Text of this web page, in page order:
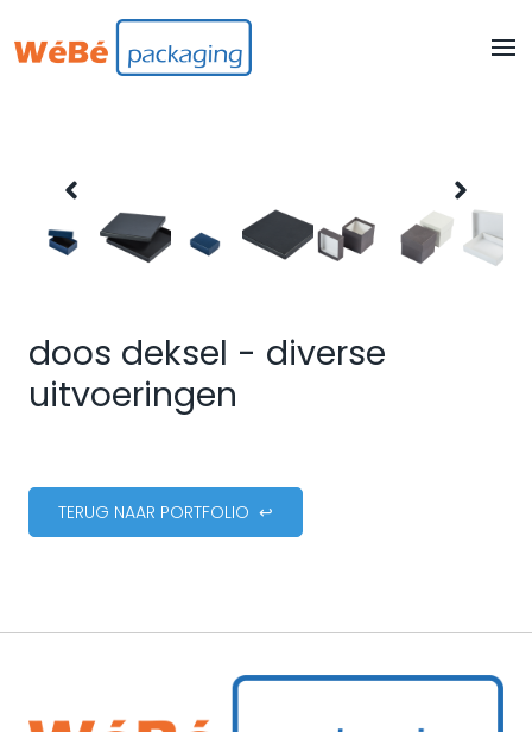
doos deksel - diverse
uitvoeringen
TERUG NAAR PORTFOLIO ↩